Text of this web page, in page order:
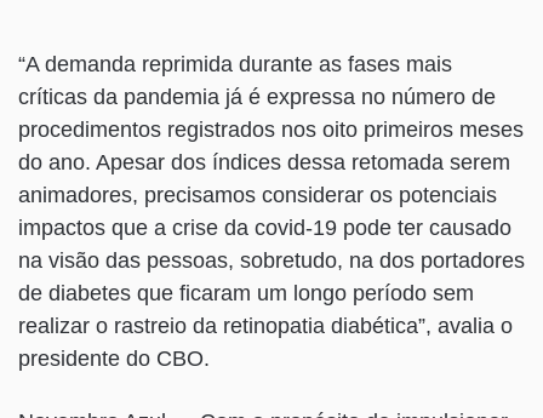
“A demanda reprimida durante as fases mais
críticas da pandemia já é expressa no número de
procedimentos registrados nos oito primeiros meses
do ano. Apesar dos índices dessa retomada serem
animadores, precisamos considerar os potenciais
impactos que a crise da covid-19 pode ter causado
na visão das pessoas, sobretudo, na dos portadores
de diabetes que ficaram um longo período sem
realizar o rastreio da retinopatia diabética”, avalia o
presidente do CBO.